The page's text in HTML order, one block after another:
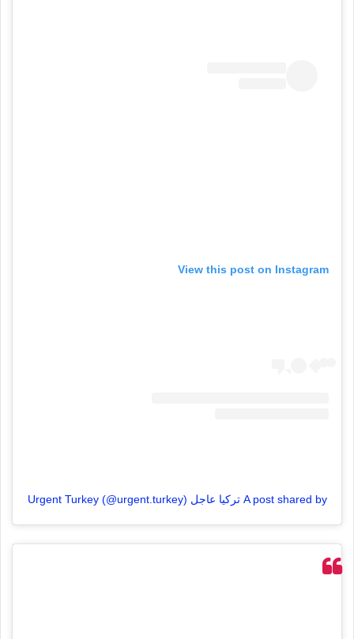
View this post on Instagram
A post shared by تركيا عاجل Urgent Turkey (@urgent.turkey)